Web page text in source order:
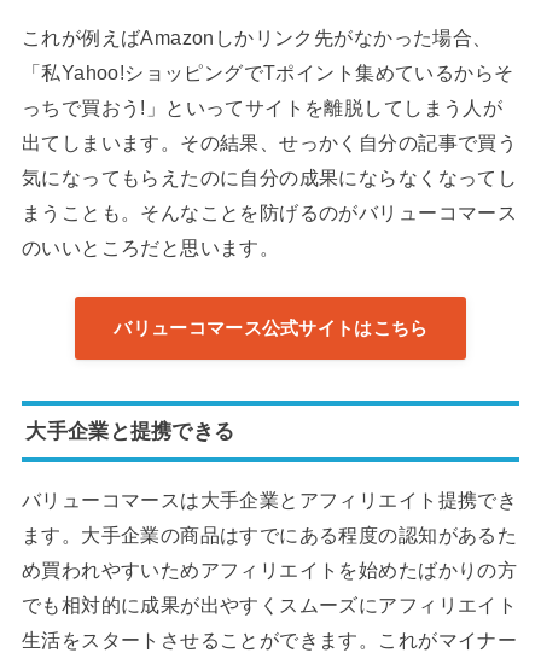
これが例えばAmazonしかリンク先がなかった場合、
「私Yahoo!ショッピングでTポイント集めているからそ
っちで買おう!」といってサイトを離脱してしまう人が
出てしまいます。その結果、せっかく自分の記事で買う
気になってもらえたのに自分の成果にならなくなってし
まうことも。そんなことを防げるのがバリューコマース
のいいところだと思います。
バリューコマース公式サイトはこちら
大手企業と提携できる
バリューコマースは大手企業とアフィリエイト提携でき
ます。大手企業の商品はすでにある程度の認知があるた
め買われやすいためアフィリエイトを始めたばかりの方
でも相対的に成果が出やすくスムーズにアフィリエイト
生活をスタートさせることができます。これがマイナー